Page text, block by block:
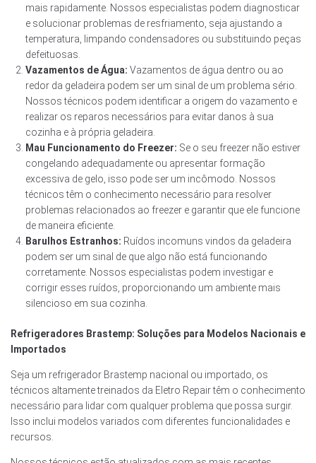
mais rapidamente. Nossos especialistas podem diagnosticar
e solucionar problemas de resfriamento, seja ajustando a
temperatura, limpando condensadores ou substituindo peças
defeituosas.
Vazamentos de Água: Vazamentos de água dentro ou ao
redor da geladeira podem ser um sinal de um problema sério.
Nossos técnicos podem identificar a origem do vazamento e
realizar os reparos necessários para evitar danos à sua
cozinha e à própria geladeira.
Mau Funcionamento do Freezer: Se o seu freezer não estiver
congelando adequadamente ou apresentar formação
excessiva de gelo, isso pode ser um incômodo. Nossos
técnicos têm o conhecimento necessário para resolver
problemas relacionados ao freezer e garantir que ele funcione
de maneira eficiente.
Barulhos Estranhos: Ruídos incomuns vindos da geladeira
podem ser um sinal de que algo não está funcionando
corretamente. Nossos especialistas podem investigar e
corrigir esses ruídos, proporcionando um ambiente mais
silencioso em sua cozinha.
Refrigeradores Brastemp: Soluções para Modelos Nacionais e
Importados
Seja um refrigerador Brastemp nacional ou importado, os
técnicos altamente treinados da Eletro Repair têm o conhecimento
necessário para lidar com qualquer problema que possa surgir.
Isso inclui modelos variados com diferentes funcionalidades e
recursos.